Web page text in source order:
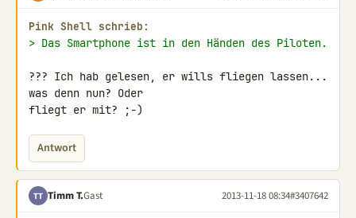
Pink Shell schrieb:
> Das Smartphone ist in den Händen des Piloten.
??? Ich hab gelesen, er wills fliegen lassen...
was denn nun? Oder
fliegt er mit? ;-)
Antwort
TT Timm T.Gast 2013-11-18 08:34#3407642